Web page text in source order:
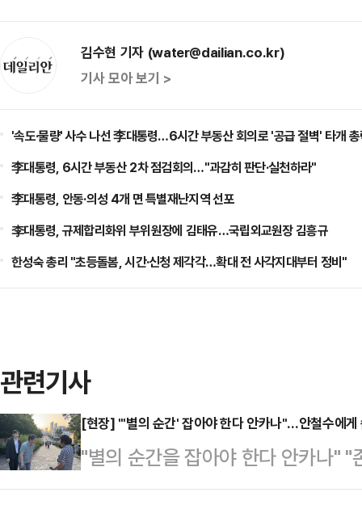
김수현 기자 (water@dailian.co.kr)
기사 모아 보기 >
'속도·물량' 사수 나선 李대통령…6시간 부동산 회의로 '공급 절벽' 타개
李대통령, 6시간 부동산 2차 점검회의…"과감히 판단·실천하라"
李대통령, 안동·의성 4개 면 특별재난지역 선포
李대통령, 규제합리화위 부위원장에 김태유…국립외교원장 김흥규
한성숙 총리 "초등돌봄, 시간·신청 제각각…확대 전 사각지대부터 정비"
관련기사
[현장] "'별의 순간' 잡아야 한다 안카나"…안철수에
"별의 순간을 잡아야 한다 안카나"
기 좀 한 번 만들어 보이소" "이번